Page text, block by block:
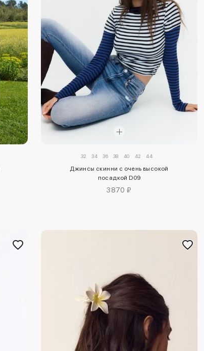
32 34 36 38 40 42 44
Джинсы скинни с очень высокой
посадкой D09
3870 ₽